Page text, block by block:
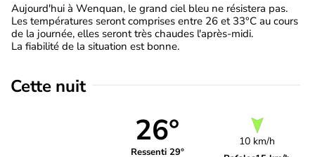
Aujourd'hui à Wenquan, le grand ciel bleu ne résistera pas.
Les températures seront comprises entre 26 et 33°C au cours
de la journée, elles seront très chaudes l'après-midi.
La fiabilité de la situation est bonne.
Cette nuit
26°
Ressenti 29°
10 km/h